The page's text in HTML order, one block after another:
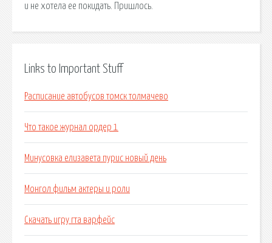
и не хотела ее покидать. Пришлось.
Links to Important Stuff
Расписание автобусов томск толмачево
Что такое журнал ордер 1
Минусовка елизавета пурис новый день
Монгол фильм актеры и роли
Скачать игру гта варфейс